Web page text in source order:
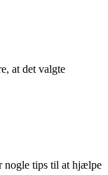
at det valgte
nogle tips til at hjælpe